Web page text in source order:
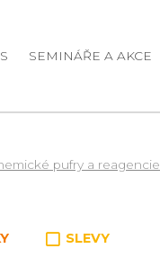
SEMINÁŘE A AKCE
pufry a reagencie
SLEVY